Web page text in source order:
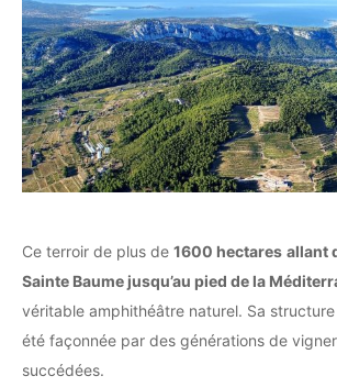
Ce terroir de plus de 1600 hectares allant
Sainte Baume jusqu’au pied de la
véritable amphithéâtre naturel. Sa
été façonnée par des générations de
succédées.